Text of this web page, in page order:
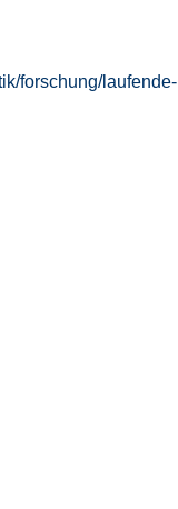
forschung/laufende-